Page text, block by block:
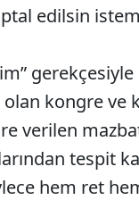
edilsin
olan kongre ve
verilen
tespit
hem ret